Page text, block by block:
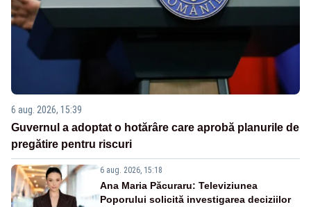
6 aug. 2026, 15:39
Guvernul a adoptat o hotărâre care aprobă planurile de
pregătire pentru riscuri
6 aug. 2026, 15:18
Ana Maria Păcuraru: Televiziunea
Poporului solicită investigarea deciziilor